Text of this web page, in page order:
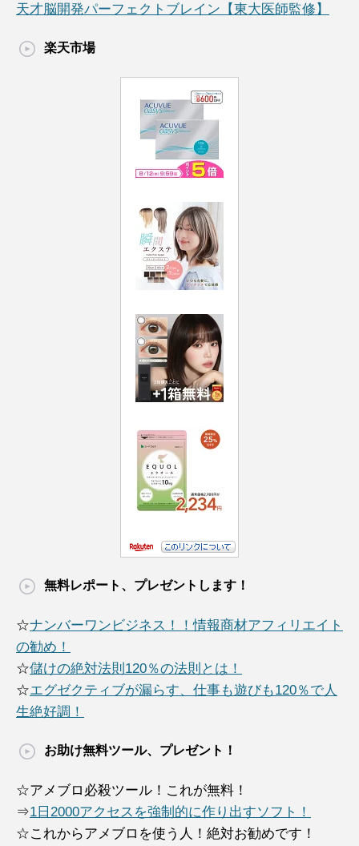
天才脳開発パーフェクトブレイン【東大医師監修】
楽天市場
無料レポート、プレゼントします！
☆ナンバーワンビジネス！！情報商材アフィリエイト
の勧め！
☆儲けの絶対法則120％の法則とは！
☆エグゼクティブが漏らす、仕事も遊びも120％で人
生絶好調！
お助け無料ツール、プレゼント！
☆アメブロ必殺ツール！これが無料！
⇒1日2000アクセスを強制的に作り出すソフト！
☆これからアメブロを使う人！絶対お勧めです！